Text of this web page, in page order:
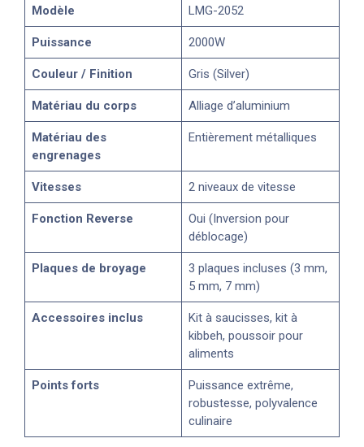
Modèle LMG-2052
Puissance 2000W
Couleur / Finition Gris (Silver)
Matériau du corps Alliage d’aluminium
Matériau des
engrenages
Entièrement métalliques
Vitesses 2 niveaux de vitesse
Fonction Reverse
Oui (Inversion pour
déblocage)
Plaques de broyage
3 plaques incluses (3 mm,
5 mm, 7 mm)
Accessoires inclus
Kit à saucisses, kit à
kibbeh, poussoir pour
aliments
Points forts
Puissance extrême,
robustesse, polyvalence
culinaire